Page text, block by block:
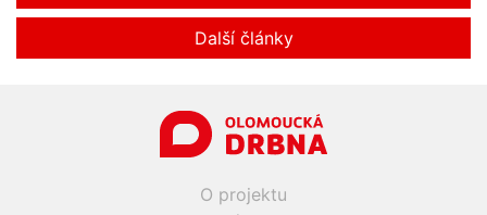
Další články
O projektu